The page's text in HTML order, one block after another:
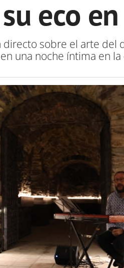
eco
sobre el arte del
en una noche íntima en